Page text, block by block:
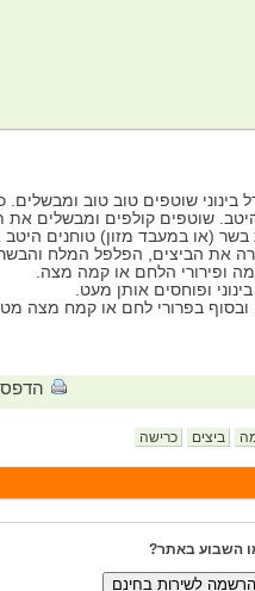
בינוני שוטפים טוב טוב ומבשלים.
שוטפים קולפים ומבשלים את
(או במעבד מזון) טוחנים
את הביצים, הפלפל המלח
ופירורי הלחם או קמה מצה.
ופוחסים אותן מעט.
בפרורי לחם או קמח מצה
ביצים כרישה
השבוע באתר?